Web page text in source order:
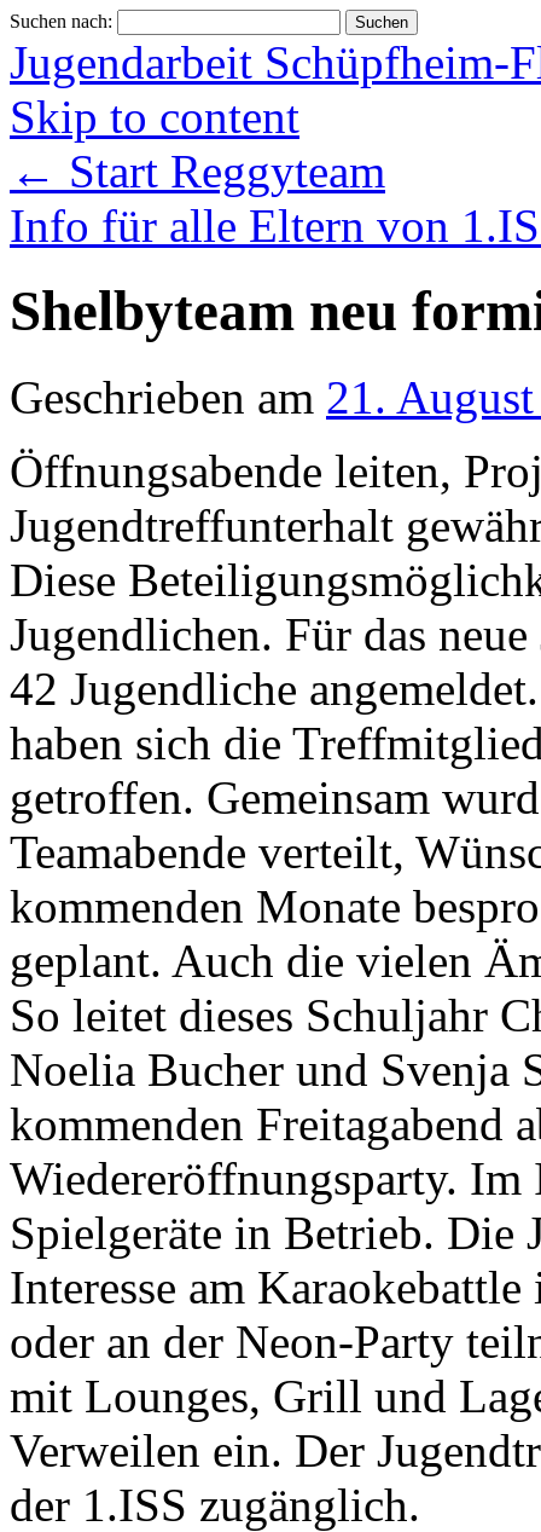
Suchen nach:
Jugendarbeit Schüpfheim-
Skip to content
← Start Reggyteam
Info für alle Eltern von
Shelbyteam neu
Geschrieben am 21.
Öffnungsabende leiten,
Jugendtreffunterhalt
Diese
Jugendlichen. Für das
42 Jugendliche
haben sich die
getroffen. Gemeinsam
Teamabende verteilt,
kommenden Monate
geplant. Auch die vielen
So leitet dieses Schuljahr
Noelia Bucher und Svenja
kommenden Freitagabend
Wiedereröffnungsparty. Im
Spielgeräte in Betrieb. Die
Interesse am
oder an der Neon-Party
mit Lounges, Grill und
Verweilen ein. Der
der 1.ISS zugänglich.